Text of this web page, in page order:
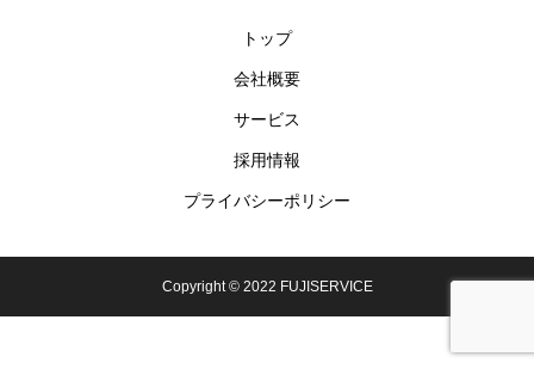
トップ
会社概要
サービス
採用情報
プライバシーポリシー
Copyright © 2022 FUJISERVICE